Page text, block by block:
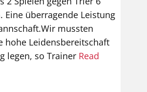
Eine überragende Leistung
mussten
hohe Leidensbereitschaft
legen, so Trainer Read